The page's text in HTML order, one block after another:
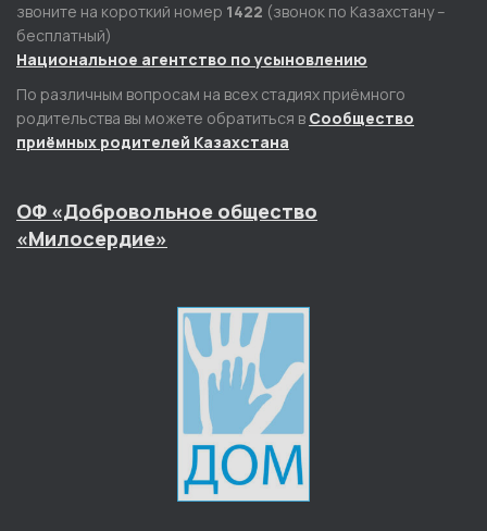
звоните на короткий номер 1422 (звонок по Казахстану –
бесплатный)
Национальное агентство по усыновлению
По различным вопросам на всех стадиях приёмного
родительства вы можете обратиться в Сообщество
приёмных родителей Казахстана
ОФ «Добровольное общество
«Милосердие»